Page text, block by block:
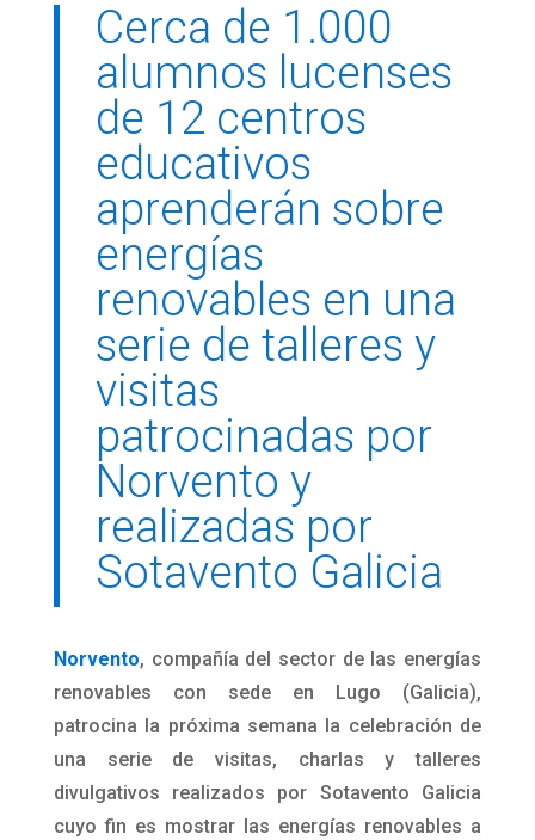
Cerca de 1.000
alumnos lucenses
de 12 centros
educativos
aprenderán sobre
energías
renovables en una
serie de talleres y
visitas
patrocinadas por
Norvento y
realizadas por
Sotavento Galicia
Norvento, compañía del sector de las energías
renovables con sede en Lugo (Galicia),
patrocina la próxima semana la celebración de
una serie de visitas, charlas y talleres
divulgativos realizados por Sotavento Galicia
cuyo fin es mostrar las energías renovables a